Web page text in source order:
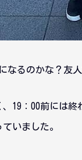
なるのかな？友
19：00前には
いました。